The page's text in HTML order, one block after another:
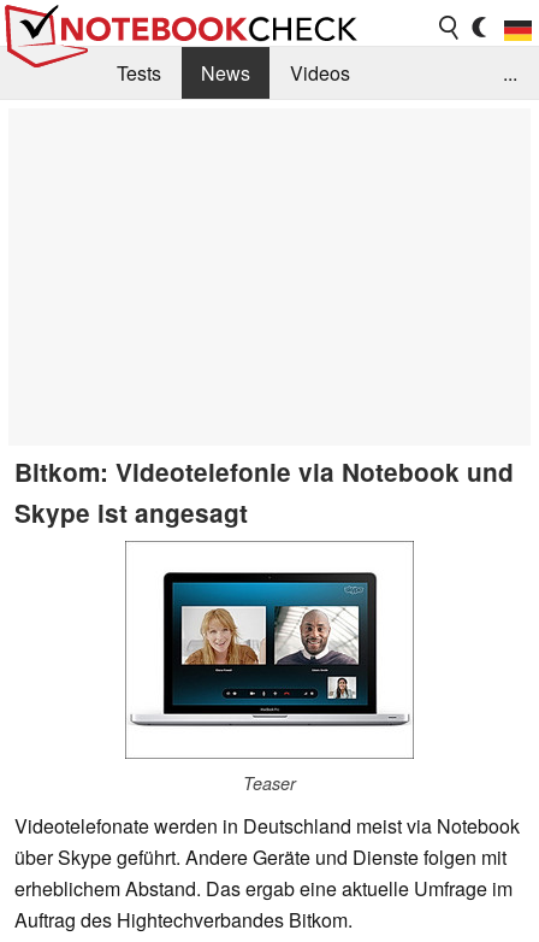
Tests News
Videos
...
Bitkom: Videotelefonie via Notebook und
Skype ist angesagt
Teaser
Videotelefonate werden in Deutschland meist via Notebook
über Skype geführt. Andere Geräte und Dienste folgen mit
erheblichem Abstand. Das ergab eine aktuelle Umfrage im
Auftrag des Hightechverbandes Bitkom.